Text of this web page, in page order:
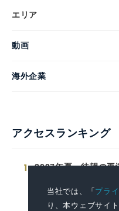
当社では、「プラ
り、本ウェブサイ
エリア
動画
海外企業
アクセスランキング
1
2027年夏、待望の再
ミュージカル 『ファ
2026.08.06 12:00